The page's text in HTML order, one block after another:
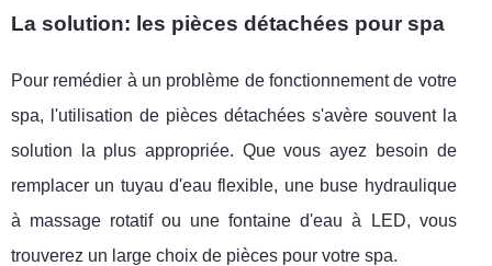
La solution: les pièces détachées pour spa
Pour remédier à un problème de fonctionnement de votre
spa, l'utilisation de pièces détachées s'avère souvent la
solution la plus appropriée. Que vous ayez besoin de
remplacer un tuyau d'eau flexible, une buse hydraulique
à massage rotatif ou une fontaine d'eau à LED, vous
trouverez un large choix de pièces pour votre spa.